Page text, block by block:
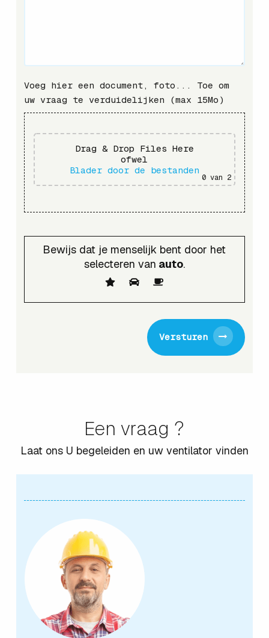
Voeg hier een document, foto... Toe om
uw vraag te verduidelijken (max 15Mo)
Drag & Drop Files Here
ofwel
Blader door de bestanden
0van 2
Bewijs dat je menselijk bent door het
selecteren van auto.
Versturen
Een vraag ?
Laat ons U begeleiden en uw ventilator vinden